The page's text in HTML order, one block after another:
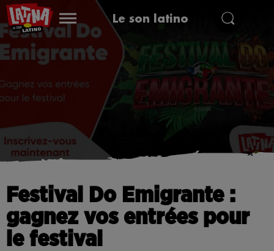
Le son latino
Festival Do Emigrante :
gagnez vos entrées pour
le festival